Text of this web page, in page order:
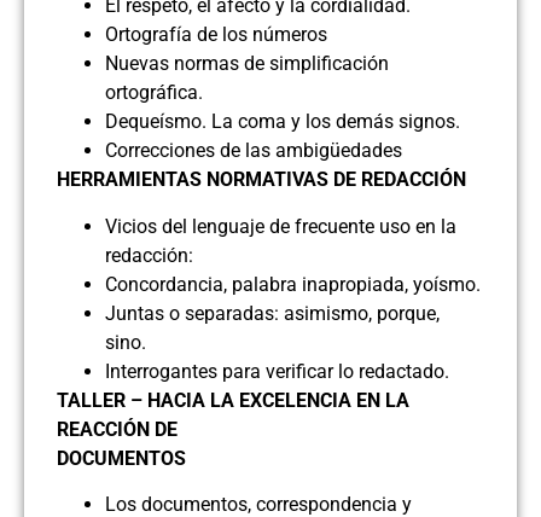
El respeto, el afecto y la cordialidad.
Ortografía de los números
Nuevas normas de simplificación
ortográfica.
Dequeísmo. La coma y los demás signos.
Correcciones de las ambigüedades
HERRAMIENTAS NORMATIVAS DE REDACCIÓN
Vicios del lenguaje de frecuente uso en la
redacción:
Concordancia, palabra inapropiada, yoísmo.
Juntas o separadas: asimismo, porque,
sino.
Interrogantes para verificar lo redactado.
TALLER – HACIA LA EXCELENCIA EN LA
REACCIÓN DE
DOCUMENTOS
Los documentos, correspondencia y